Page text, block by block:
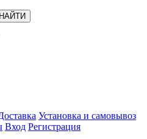
НАЙТИ
Установка и самовывоз
Вход Регистрация